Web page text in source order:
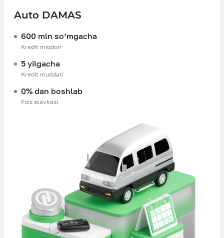
Auto DAMAS
600 mln so‘mgacha
Kredit miqdori
5 yilgacha
Kredit muddati
0% dan boshlab
Foiz stavkasi